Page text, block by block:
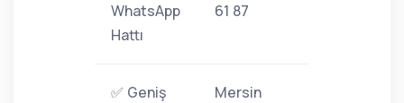
WhatsApp
Hattı
61 87
✅ Geniş
Mersin